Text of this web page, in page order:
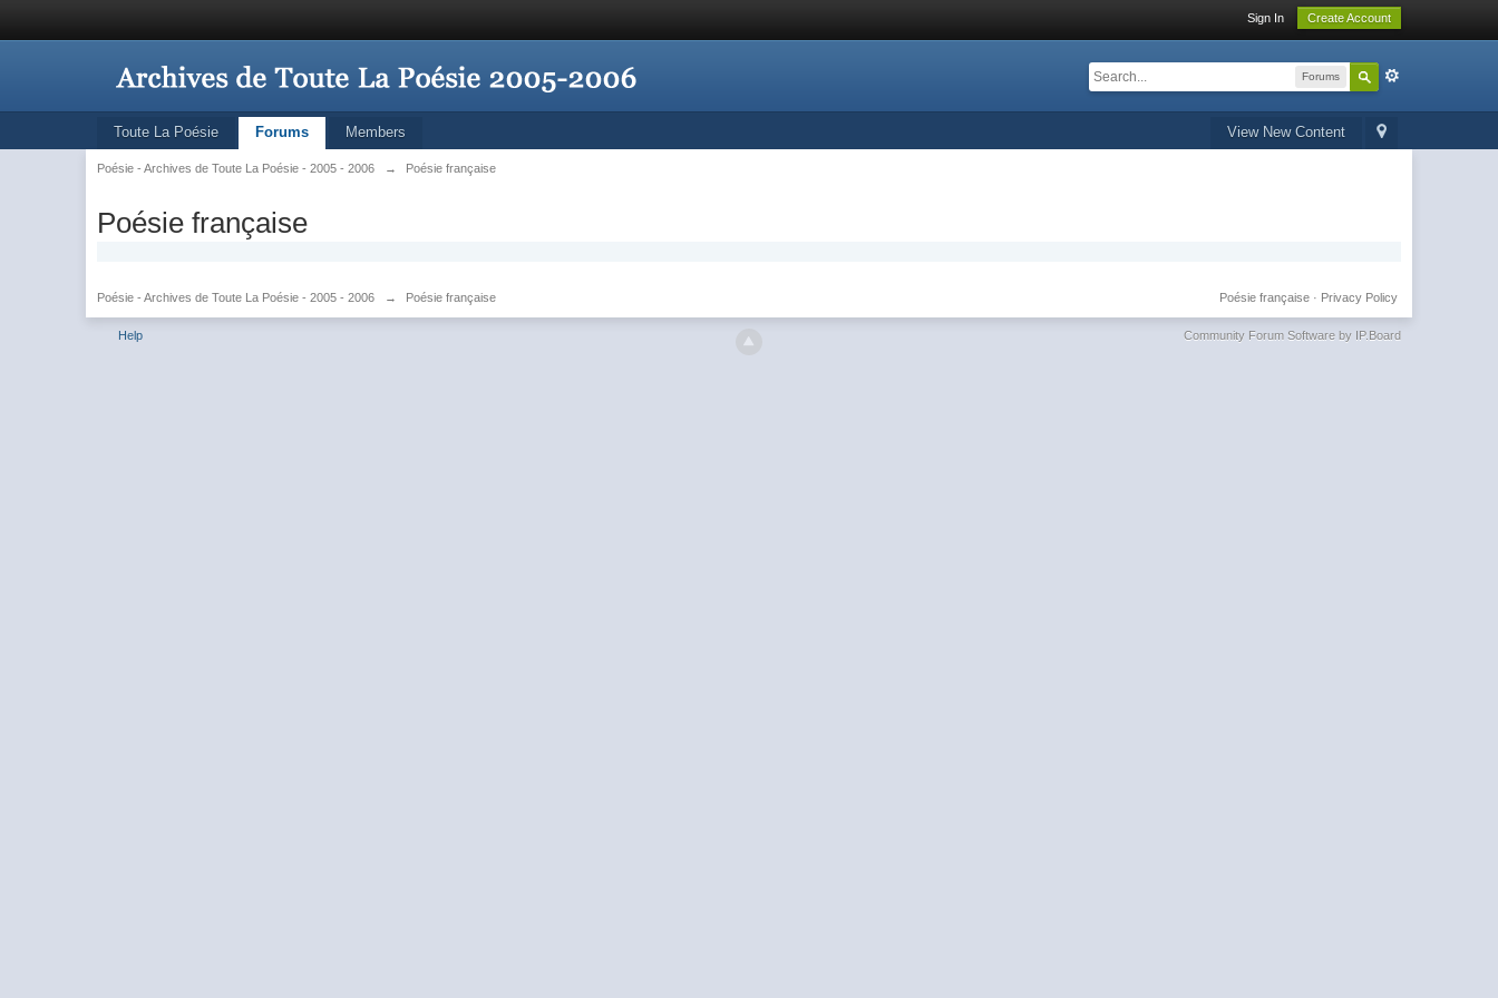
Sign In Create Account
Forums
View New Content
Toute La Poésie Forums Members
Poésie - Archives de Toute La Poésie - 2005 - 2006 → Poésie française
Poésie française
Poésie - Archives de Toute La Poésie - 2005 - 2006 → Poésie française Privacy Policy
Poésie française·
Help Community Forum Software by IP.Board